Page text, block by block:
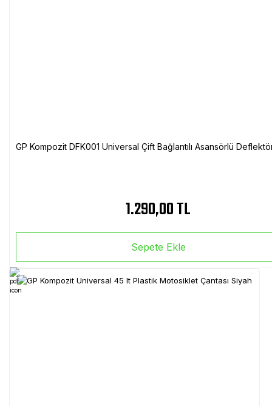
GP Kompozit DFK001 Universal Çift Bağlantılı Asansörlü
1.290,00 TL
Sepete Ekle